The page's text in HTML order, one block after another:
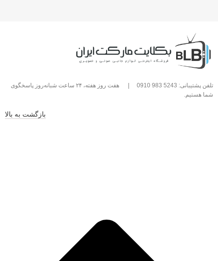
تلفن پشتیبانی: 5243 983 0910
هفت روز هفته، ۲۴ ساعت شبانه‌روز پاسخگوی
شما هستیم.
بازگشت به بالا